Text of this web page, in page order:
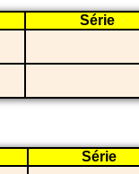
Série
Série